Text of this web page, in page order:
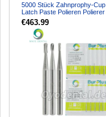
5000 Stück Zahnprophy-Cup
Latch Paste Polieren Polierer
Gummibecher für Zahnarzt
€463.99